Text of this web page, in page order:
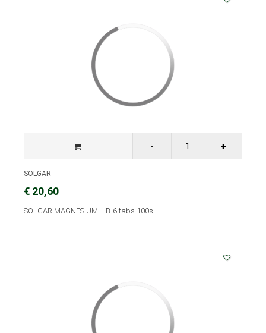
SOLGAR
€ 20,60
SOLGAR MAGNESIUM + B-6 tabs 100s